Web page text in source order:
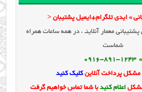
» ایدی تلگرام+ایمیل پشتیبان <
معمار آنلاینـ ، در همه ساعات همراه
شماست
» 0916-891-1243
پرداخت آنلاینکلیک کنید
اعلام کنیدبا شما تماس خواهیم گرفت